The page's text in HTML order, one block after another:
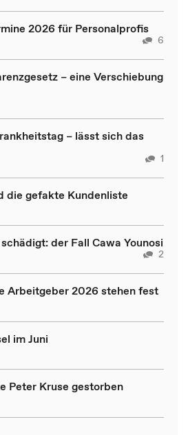
2026 für Personalprofis
6
– eine Verschiebung
– lässt sich das
1
die gefakte Kundenliste
der Fall Cawa Younosi
2
Arbeitgeber 2026 stehen fest
im Juni
Peter Kruse gestorben